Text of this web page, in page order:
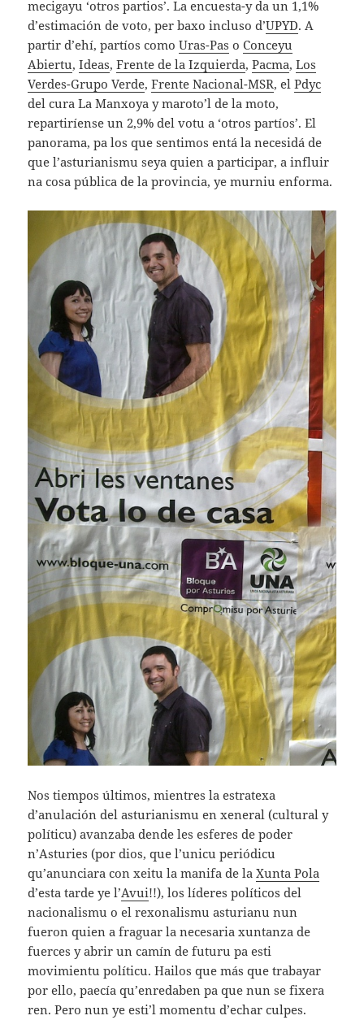
mecigayu ‘otros partios’. La encuesta-y da un 1,1%
d’estimación de voto, per baxo incluso d’UPYD. A
partir d’ehí, partíos comoUras-Pas oConceyu
Abiertu,Ideas,Frente de la Izquierda,Pacma,Los
Verdes-Grupo Verde,Frente Nacional-MSR, elPdyc
del cura La Manxoya y maroto’l de la moto,
repartiríense un 2,9% del votu a ‘otros partíos’. El
panorama, pa los que sentimos entá la necesidá de
que l’asturianismu seya quien a participar, a influir
na cosa pública de la provincia, ye murniu enforma.
Nos tiempos últimos, mientres la estratexa
d’anulación del asturianismu en xeneral (cultural y
políticu) avanzaba dende les esferes de poder
n’Asturies (por dios, que l’unicu periódicu
qu’anunciara con xeitu la manifa de laXunta Pola
d’esta tarde ye l’Avui!!), los líderes políticos del
nacionalismu o el rexonalismu asturianu nun
fueron quien a fraguar la necesaria xuntanza de
fuerces y abrir un camín de futuru pa esti
movimientu políticu. Hailos que más que trabayar
por ello, paecía qu’enredaben pa que nun se fixera
ren. Pero nun ye esti’l momentu d’echar culpes.